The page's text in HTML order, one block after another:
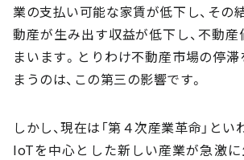
業の支払い可能な家賃が低下し、その
動産が生み出す収益が低下し、不動
まいます。とりわけ不動産市場の停
まうのは、この第三の影響です。
しかし、現在は「第４次産業革命」とい
IoTを中心とした新しい産業が急激に